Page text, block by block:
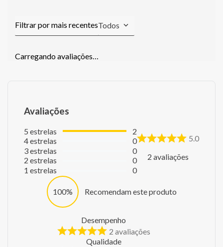
Todos
Carregando avaliações…
Avaliações
5 estrelas
4estrelas
3estrelas
2 estrelas
1 estrelas
2
0
0
0
0
5.0
2 avaliações
100% Recomendam este produto
Desempenho
2 avaliações
Qualidade